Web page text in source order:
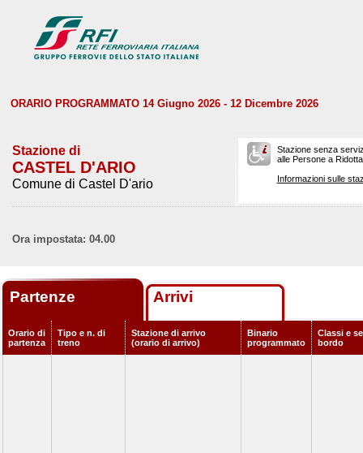
ORARIO PROGRAMMATO 14 Giugno 2026 - 12 Dicembre 2026
Stazione di
CASTEL D'ARIO
Comune di Castel D'ario
Stazione senza
alle Persone a
Informazioni sulle
Ora impostata: 04.00
Partenze Arrivi
Orario di
partenza
Tipo e n. di
treno
Stazione di arrivo
(orario di arrivo)
Binario
programmato
Classi e
bordo